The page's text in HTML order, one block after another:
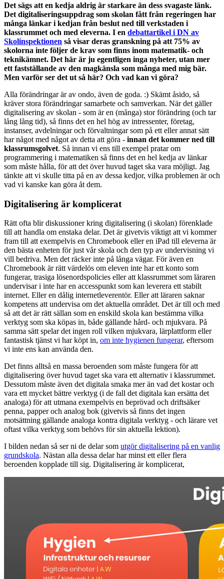
Det sägs att en kedja aldrig är starkare än dess svagaste länk.
Det digitaliseringsuppdrag som skolan fått från regeringen har
många länkar i kedjan från beslut ned till verkstaden i
klassrummet och med eleverna. I en debattartikel i DN av
Skolinspektionen så visar deras granskning på att 75% av
skolorna inte följer de krav som finns inom matematik- och
teknikämnet. Det här är ju egentligen inga nyheter, utan mer
ett fastställande av den magkänsla som många med mig bär.
Men varför ser det ut så här? Och vad kan vi göra?
Alla förändringar är av ondo, även de goda. :) Skämt åsido, så
kräver stora förändringar samarbete och samverkan. När det gäller
digitalisering av skolan - som är en (många) stor förändring (och tar
lång lång tid), så finns det en hel hög av intressenter, företag,
instanser, avdelningar och förvaltningar som på ett eller annat sätt
har något med något av detta att göra - innan det kommer ned till
klassrumsgolvet. Så innan vi ens till exempel pratar om
programmering i matematiken så finns det en hel kedja av länkar
som måste hålla, för att det över huvud taget ska vara möjligt. Jag
tänkte att vi skulle titta på en av dessa kedjor, vilka problemen är och
vad vi kanske kan göra åt dem.
Digitalisering är komplicerat
Rätt ofta blir diskussioner kring digitalisering (i skolan) förenklade
till att handla om enstaka delar. Det är givetvis viktigt att vi kommer
fram till att exempelvis en Chromebook eller en iPad till eleverna är
den bästa enheten för just vår skola och den typ av undervisning vi
vill bedriva. Men det räcker inte på långa vägar. För även en
Chromebook är rätt värdelös om eleven inte har ett konto som
fungerar, trasiga lösenordspolicies eller att klassrummet som läraren
undervisar i inte har en accesspunkt som kan leverera ett stabilt
internet. Eller en dålig internetleverentör. Eller att läraren saknar
kompetens att undervisa om det aktuella området. Det är till och med
så att det är rätt sällan som en enskild skola kan bestämma vilka
verktyg som ska köpas in, både gällande hård- och mjukvara. På
samma sätt spelar det ingen roll vilken mjukvara, lärplattform eller
fantastisk tjänst vi har köpt in, om inte hygienen fungerar, eftersom
vi inte ens kan använda den.
Det finns alltså en massa beroenden som måste fungera för att
digitalisering över huvud taget ska vara ett alternativ i klassrummet.
Dessutom måste även det digitala smaka mer än vad det kostar och
vara ett mycket bättre verktyg (i de fall det digitala kan ersätta det
analoga) för att utmana exempelvis en beprövad och driftsäker
penna, papper och analog bok (givetvis så finns det ingen
motsättning gällande analoga kontra digitala verktyg - och lärare vet
oftast vilka verktyg som behövs för sin aktuella lektion).
I bilden nedan så ser ni de delar som utgör digitalisering på en vanlig
grundskola. Nästan alla dessa delar har minst ett eller flera
beroenden kopplade till sig. Digitalisering är komplicerat,